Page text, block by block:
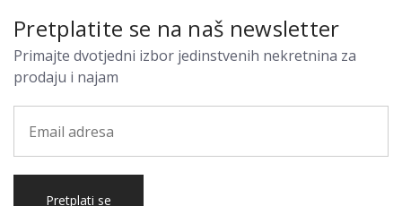
Pretplatite se na naš newsletter
Primajte dvotjedni izbor jedinstvenih nekretnina za
prodaju i najam
Pretplati se